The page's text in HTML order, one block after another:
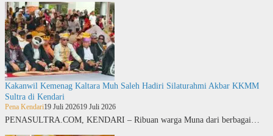
Kakanwil Kemenag Kaltara Muh Saleh Hadiri Silaturahmi Akbar KKMM
Sultra di Kendari
Pena Kendari19 Juli 202619 Juli 2026
PENASULTRA.COM, KENDARI – Ribuan warga Muna dari berbagai…